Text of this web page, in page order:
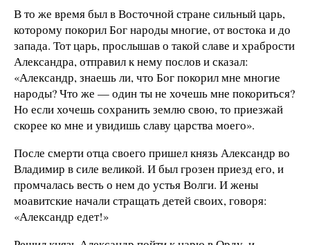
В то же время был в Восточной стране сильный царь,
которому покорил Бог народы многие, от востока и до
запада. Тот царь, прослышав о такой славе и храбрости
Александра, отправил к нему послов и сказал:
«Александр, знаешь ли, что Бог покорил мне многие
народы? Что же — один ты не хочешь мне покориться?
Но если хочешь сохранить землю свою, то приезжай
скорее ко мне и увидишь славу царства моего».
После смерти отца своего пришел князь Александр во
Владимир в силе великой. И был грозен приезд его, и
промчалась весть о нем до устья Волги. И жены
моавитские начали стращать детей своих, говоря:
«Александр едет!»